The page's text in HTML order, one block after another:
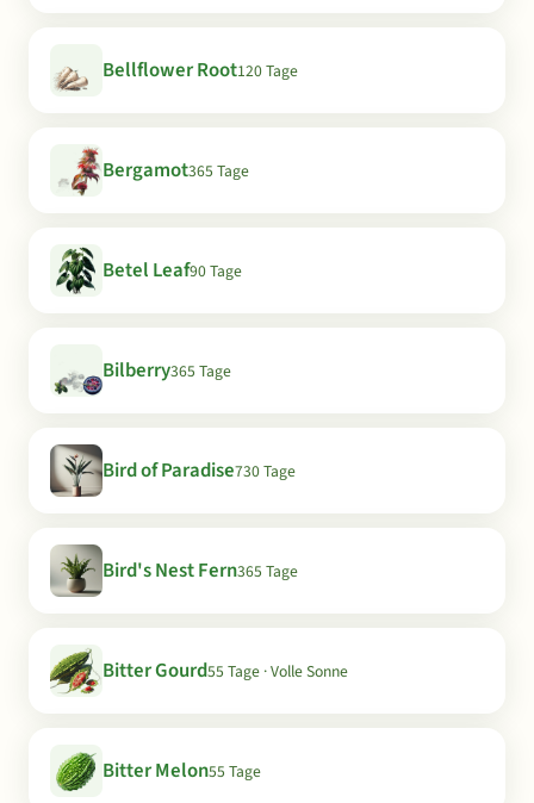
Bellflower Root120 Tage
Bergamot365 Tage
Betel Leaf90 Tage
Bilberry365 Tage
Bird of Paradise730 Tage
Bird's Nest Fern365 Tage
Bitter Gourd55 Tage · Volle Sonne
Bitter Melon55 Tage